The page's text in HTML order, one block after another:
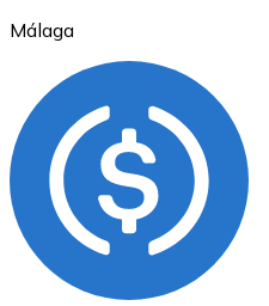
Ethereum
ETH
Málaga